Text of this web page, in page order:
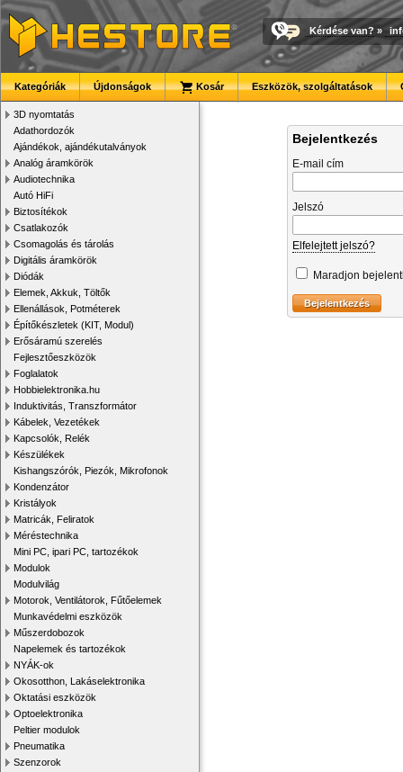
Kérdése van? »
Kategóriák Újdonságok Kosár Eszközök, szolgáltatások
3D nyomtatás
Adathordozók
Ajándékok, ajándékutalványok
Analóg áramkörök
Audiotechnika
Autó HiFi
Biztosítékok
Csatlakozók
Csomagolás és tárolás
Digitális áramkörök
Diódák
Elemek, Akkuk, Töltők
Ellenállások, Potméterek
Építőkészletek (KIT, Modul)
Erősáramú szerelés
Fejlesztőeszközök
Foglalatok
Hobbielektronika.hu
Induktivitás, Transzformátor
Kábelek, Vezetékek
Kapcsolók, Relék
Készülékek
Kishangszórók, Piezók, Mikrofonok
Kondenzátor
Kristályok
Matricák, Feliratok
Méréstechnika
Mini PC, ipari PC, tartozékok
Modulok
Modulvilág
Motorok, Ventilátorok, Fűtőelemek
Munkavédelmi eszközök
Műszerdobozok
Napelemek és tartozékok
NYÁK-ok
Okosotthon, Lakáselektronika
Oktatási eszközök
Optoelektronika
Peltier modulok
Pneumatika
Szenzorok
Bejelentkezés
E-mail cím
Jelszó
Elfelejtett jelszó?
Maradjon